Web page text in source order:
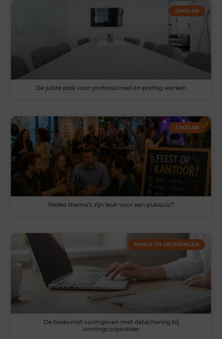
ZAKELIJK
De juiste plek voor professioneel en prettig werken
ZAKELIJK
Welke thema’s zijn leuk voor een pubquiz?
BANEN EN OPLEIDINGEN
De toekomst vormgeven met detachering bij
woningcorporaties